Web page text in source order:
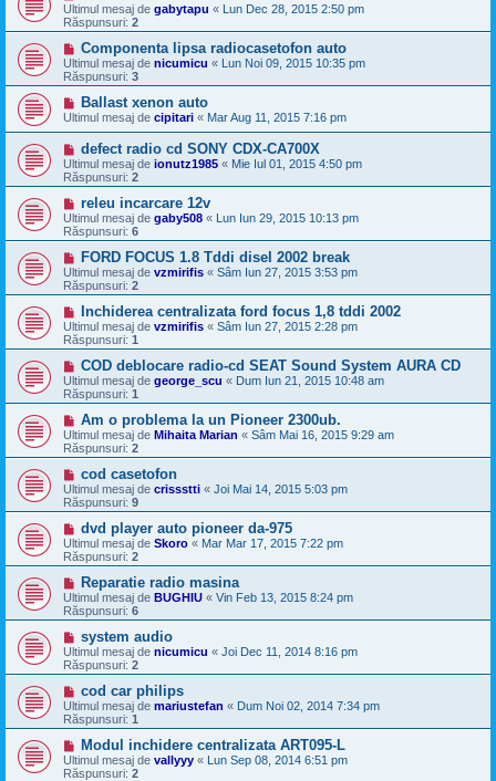
Ultimul mesaj de gabytapu « Lun Dec 28, 2015 2:50 pm
Răspunsuri: 2
Componenta lipsa radiocasetofon auto
Ultimul mesaj de nicumicu « Lun Noi 09, 2015 10:35 pm
Răspunsuri: 3
Ballast xenon auto
Ultimul mesaj de cipitari « Mar Aug 11, 2015 7:16 pm
defect radio cd SONY CDX-CA700X
Ultimul mesaj de ionutz1985 « Mie Iul 01, 2015 4:50 pm
Răspunsuri: 2
releu incarcare 12v
Ultimul mesaj de gaby508 « Lun Iun 29, 2015 10:13 pm
Răspunsuri: 6
FORD FOCUS 1.8 Tddi disel 2002 break
Ultimul mesaj de vzmirifis « Sâm Iun 27, 2015 3:53 pm
Răspunsuri: 2
Inchiderea centralizata ford focus 1,8 tddi 2002
Ultimul mesaj de vzmirifis « Sâm Iun 27, 2015 2:28 pm
Răspunsuri: 1
COD deblocare radio-cd SEAT Sound System AURA CD
Ultimul mesaj de george_scu « Dum Iun 21, 2015 10:48 am
Răspunsuri: 1
Am o problema la un Pioneer 2300ub.
Ultimul mesaj de Mihaita Marian « Sâm Mai 16, 2015 9:29 am
Răspunsuri: 2
cod casetofon
Ultimul mesaj de crissstti « Joi Mai 14, 2015 5:03 pm
Răspunsuri: 9
dvd player auto pioneer da-975
Ultimul mesaj de Skoro « Mar Mar 17, 2015 7:22 pm
Răspunsuri: 2
Reparatie radio masina
Ultimul mesaj de BUGHIU « Vin Feb 13, 2015 8:24 pm
Răspunsuri: 6
system audio
Ultimul mesaj de nicumicu « Joi Dec 11, 2014 8:16 pm
Răspunsuri: 2
cod car philips
Ultimul mesaj de mariustefan « Dum Noi 02, 2014 7:34 pm
Răspunsuri: 1
Modul inchidere centralizata ART095-L
Ultimul mesaj de vallyyy « Lun Sep 08, 2014 6:51 pm
Răspunsuri: 2